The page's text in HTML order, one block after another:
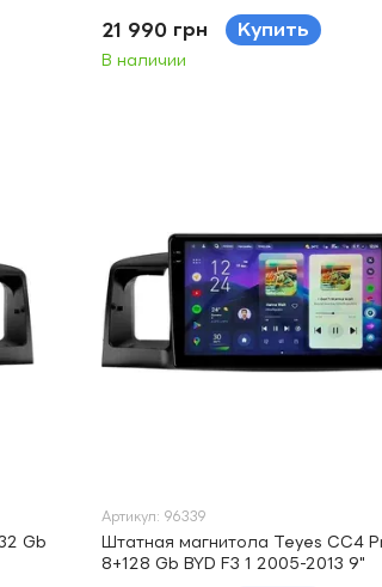
21 990 грн Купить
В наличии
Gb
Артикул: 96339
Штатная магнитола Teyes CC4
8+128 Gb BYD F3 1 2005-2013 9"